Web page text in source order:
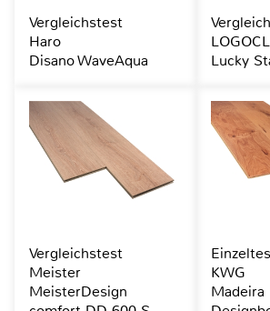
Vergleichstest
Haro
Disano WaveAqua
Lucky
Vergleichstest
Meister
MeisterDesign
KWG
Madeira